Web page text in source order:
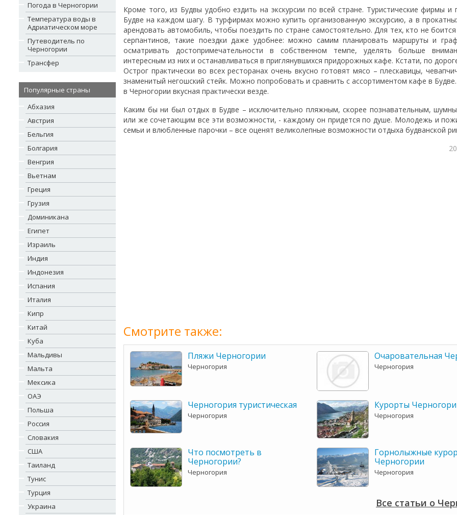
Погода в Черногории
Температура воды в
Адриатическом море
Путеводитель по
Черногории
Трансфер
Популярные страны
Абхазия
Австрия
Бельгия
Болгария
Венгрия
Вьетнам
Греция
Грузия
Доминикана
Египет
Израиль
Индия
Индонезия
Испания
Италия
Кипр
Китай
Куба
Мальдивы
Мальта
Мексика
ОАЭ
Польша
Россия
Словакия
США
Таиланд
Тунис
Турция
Украина
Кроме того, из Будвы удобно ездить на экскурсии по всей стране. Туристические фирмы и
Будве на каждом шагу. В турфирмах можно купить организованную экскурсию, а в
арендовать автомобиль, чтобы поездить по стране самостоятельно. Для тех, кто не боится
серпантинов, такие поездки даже удобнее: можно самим планировать маршруты и
осматривать достопримечательности в собственном темпе, уделять больше
интересным из них и останавливаться в приглянувшихся придорожных кафе. Кстати, по
Острог практически во всех ресторанах очень вкусно готовят мясо – плескавицы,
знаменитый негошский стейк. Можно попробовать и сравнить с ассортиментом кафе в
в Черногории вкусная практически везде.
Каким бы ни был отдых в Будве – исключительно пляжным, скорее познавательным,
или же сочетающим все эти возможности, - каждому он придется по душе. Молодежь и
семьи и влюбленные парочки – все оценят великолепные возможности отдыха будванской
Смотрите также:
Пляжи Черногории
Черногория
Очаровательная
Черногория
Черногория туристическая
Черногория
Курорты
Черногория
Что посмотреть в
Черногории?
Черногория
Горнолыжные
Черногории
Черногория
Все статьи о